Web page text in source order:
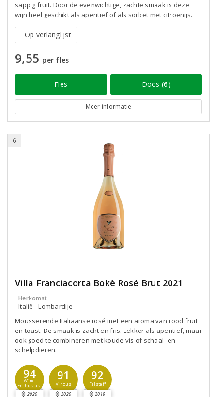
sappig fruit. Door de evenwichtige, zachte smaak is deze
wijn heel geschikt als aperitief of als sorbet met citroenijs.
Op verlanglijst
9,55 per fles
Fles Doos (6)
Meer informatie
6
Villa Franciacorta Bokè Rosé Brut 2021
Herkomst
Italië - Lombardije
Mousserende Italiaanse rosé met een aroma van rood fruit
en toast. De smaak is zacht en fris. Lekker als aperitief, maar
ook goed te combineren met koude vis of schaal- en
schelpdieren.
94
Wine
Enthusiast
2020
91
Vinous
2020
92
Falstaff
2019